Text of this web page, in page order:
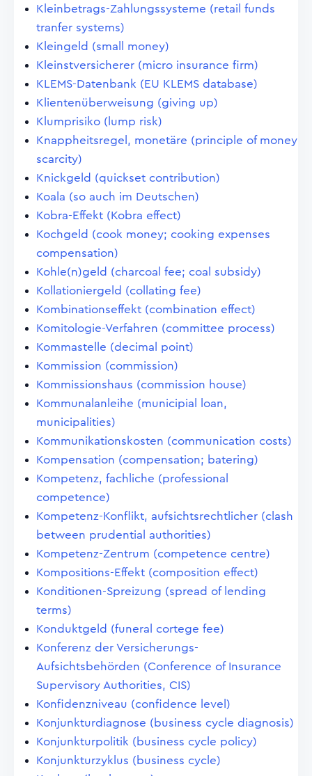
Kleinbetrags-Zahlungssysteme (retail funds
tranfer systems)
Kleingeld (small money)
Kleinstversicherer (micro insurance firm)
KLEMS-Datenbank (EU KLEMS database)
Klientenüberweisung (giving up)
Klumprisiko (lump risk)
Knappheitsregel, monetäre (principle of money
scarcity)
Knickgeld (quickset contribution)
Koala (so auch im Deutschen)
Kobra-Effekt (Kobra effect)
Kochgeld (cook money; cooking expenses
compensation)
Kohle(n)geld (charcoal fee; coal subsidy)
Kollationiergeld (collating fee)
Kombinationseffekt (combination effect)
Komitologie-Verfahren (committee process)
Kommastelle (decimal point)
Kommission (commission)
Kommissionshaus (commission house)
Kommunalanleihe (municipial loan,
municipalities)
Kommunikationskosten (communication costs)
Kompensation (compensation; batering)
Kompetenz, fachliche (professional
competence)
Kompetenz-Konflikt, aufsichtsrechtlicher (clash
between prudential authorities)
Kompetenz-Zentrum (competence centre)
Kompositions-Effekt (composition effect)
Konditionen-Spreizung (spread of lending
terms)
Konduktgeld (funeral cortege fee)
Konferenz der Versicherungs-
Aufsichtsbehörden (Conference of Insurance
Supervisory Authorities, CIS)
Konfidenzniveau (confidence level)
Konjunkturdiagnose (business cycle diagnosis)
Konjunkturpolitik (business cycle policy)
Konjunkturzyklus (business cycle)